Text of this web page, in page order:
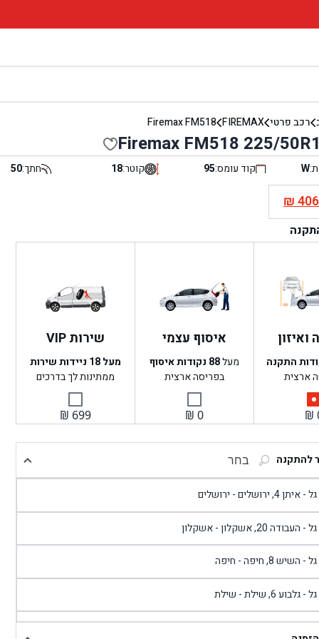
רכב פרטי FIREMAX
Firemax FM518
Firemax FM518 225/
W קוד עומס:95 קוטר:18 חתך:50
₪406
התקנה
ארצית
₪
איסוף עצמי
מעל88 נקודות איסוף
בפריסה ארצית
₪ 0
שירות VIP
מעל 18 ניידות שירות
ממתינות לך בדרכים
₪ 699
להתקנה בחר
4, ירושלים - ירושלים
העבודה 20, אשקלון - אשקלון
- השיש 8, חיפה - חיפה
- גלבוע 6, שילת - שילת
- פוריידיס, כניסה צפונית מול כביש 4 - פרדיס